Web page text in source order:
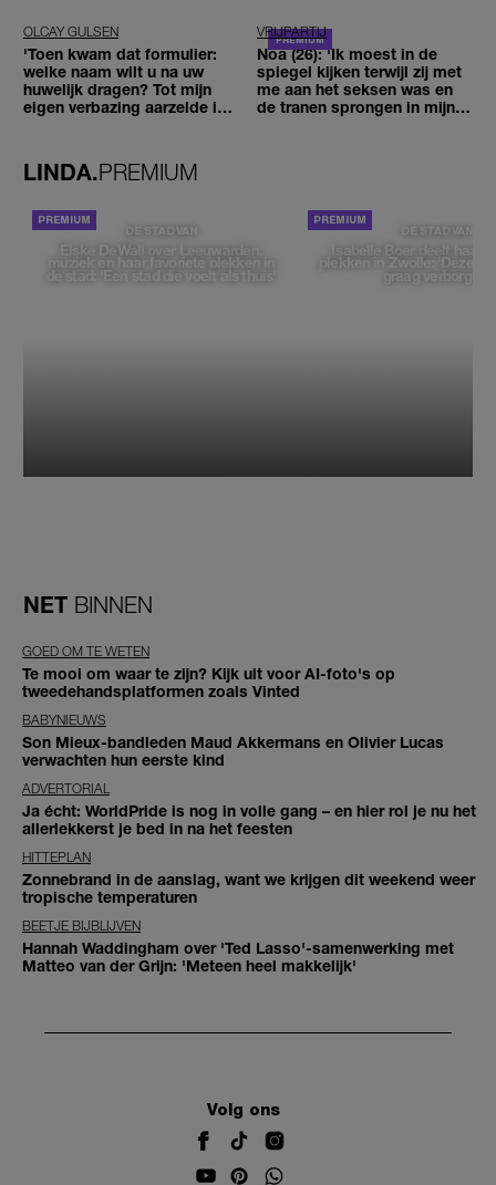
OLCAY GULSEN
'Toen kwam dat formulier:
welke naam wilt u na uw
huwelijk dragen? Tot mijn
eigen verbazing aarzelde ik
VRIJPARTIJ
Noa (26): 'Ik moest in de
spiegel kijken terwijl zij met
me aan het seksen was en
de tranen sprongen in mijn
LINDA.PREMIUM
DE STAD VAN
Elske DeWall over Leeuwarden,
muziek en haar favoriete plekken in
de stad: 'Een stad die voelt als thuis'
DE STAD VAN
Isabelle Boer deelt haar
plekken in Zwolle: 'Deze
graag verborgen'
NET BINNEN
GOED OM TE WETEN
Te mooi om waar te zijn? Kijk uit voor AI-foto's op
tweedehandsplatformen zoals Vinted
BABYNIEUWS
Son Mieux-bandleden Maud Akkermans en Olivier Lucas
verwachten hun eerste kind
ADVERTORIAL
Ja écht: WorldPride is nog in volle gang – en hier rol je nu het
allerlekkerst je bed in na het feesten
HITTEPLAN
Zonnebrand in de aanslag, want we krijgen dit weekend weer
tropische temperaturen
BEETJE BIJBLIJVEN
Hannah Waddingham over 'Ted Lasso'-samenwerking met
Matteo van der Grijn: 'Meteen heel makkelijk'
Volg ons